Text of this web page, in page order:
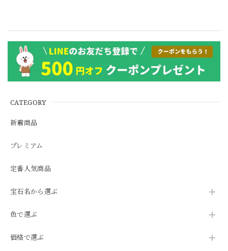
CATEGORY
新着商品
プレミアム
定番人気商品
宝石名から選ぶ
色で選ぶ
価格で選ぶ